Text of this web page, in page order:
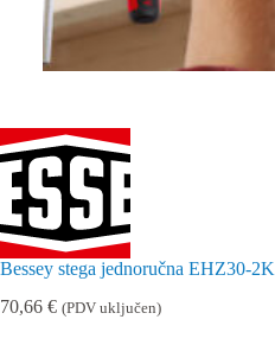
Bessey stega jednoručna EHZ30-2K
70,66 € (PDV uključen)